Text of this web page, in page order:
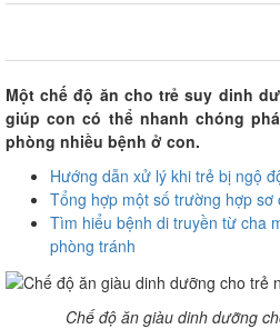
Một chế độ ăn cho trẻ suy dinh
giúpcon có thể nhanh chóng
phòng nhiều bệnh ở con.
Hướng dẫn xử lý khi trẻ bị ngộ
Tổng hợp một số trường hợp
Tìm hiểu bệnh di truyền từ cha
phòng tránh
Chế độ ăn giàu dinh dưỡng